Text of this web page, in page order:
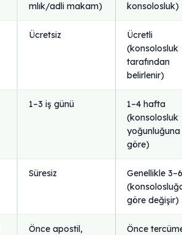
mlık/adli makam)
konsolosluk)
Ücretsiz
Ücretli
(konsolosluk
tarafından
belirlenir)
1–3 iş günü
1–4 hafta
(konsolosluk
yoğunluğuna
göre)
Süresiz
Genellikle
göre değişir)
Önce apostil,
Önce